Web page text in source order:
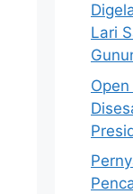
Lari